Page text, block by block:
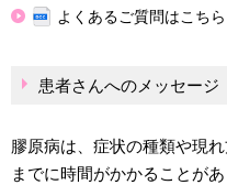
よくあるご質問はこちら
患者さんへのメッセージ
膠原病は、症状の種類や現
までに時間がかかることがあ